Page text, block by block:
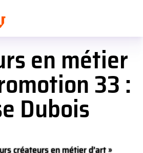
de diplôme
en métier
33 :
Dubois
créateurs en métier d’art »